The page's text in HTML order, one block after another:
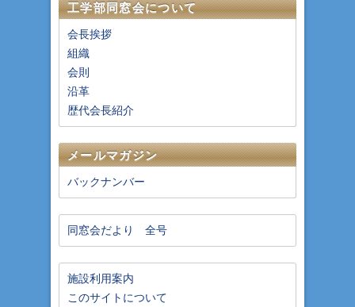
工学部同窓会について
会長挨拶
組織
会則
沿革
歴代会長紹介
メールマガジン
バックナンバー
同窓会だより 全号
施設利用案内
このサイトについて